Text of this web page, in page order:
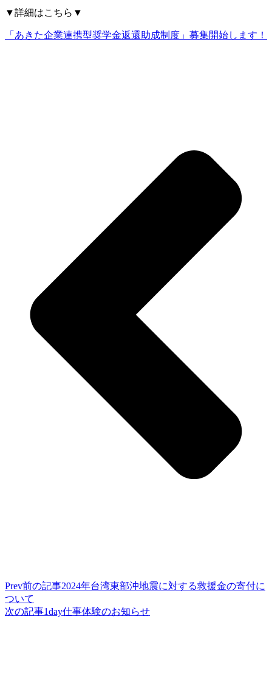
▼詳細はこちら▼
「あきた企業連携型奨学金返還助成制度」募集開始します！
Prev前の記事2024年台湾東部沖地震に対する救援金の寄付に
ついて
次の記事1day仕事体験のお知らせ